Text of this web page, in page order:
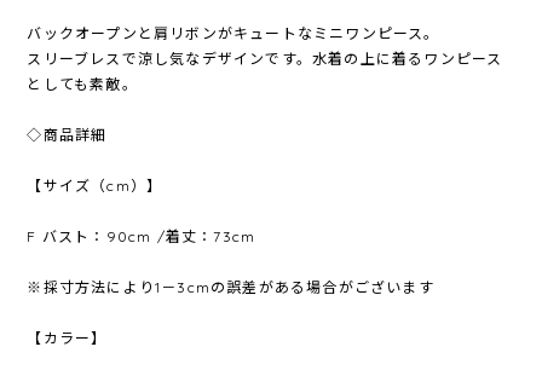
バックオープンと肩リボンがキュートなミニワンピース。
スリーブレスで涼し気なデザインです。水着の上に着るワンピース
としても素敵。
◇商品詳細
【サイズ（cm）】
F バスト：90cm /着丈：73cm
※採寸方法により1－3cmの誤差がある場合がございます
【カラー】